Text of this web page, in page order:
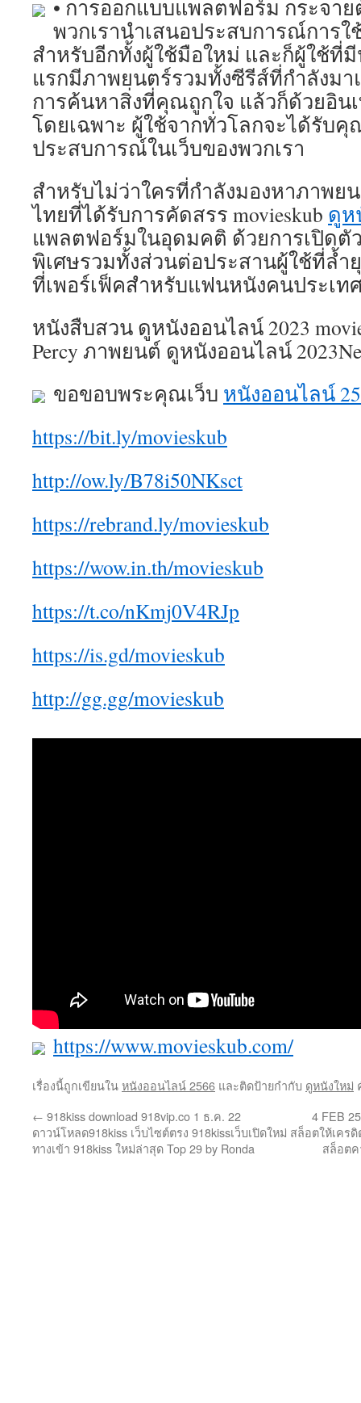
• การออกแบบแพลตฟอร์ม กระจาย
พวกเรานำเสนอประสบการณ์การใ
สำหรับอีกทั้งผู้ใช้มือใหม่ และก็ผู้ใช้ที่
แรกมีภาพยนตร์รวมทั้งซีรีส์ที่กำลังมา
การค้นหาสิ่งที่คุณถูกใจ แล้วก็ด้วยอิน
โดยเฉพาะ ผู้ใช้จากทั่วโลกจะได้รับ
ประสบการณ์ในเว็บของพวกเรา
สำหรับไม่ว่าใครที่กำลังมองหาภาพย
ไทยที่ได้รับการคัดสรร movieskub ดูห
แพลตฟอร์มในอุดมคติ ด้วยการเปิดตั
พิเศษรวมทั้งส่วนต่อประสานผู้ใช้ที่ล้ำ
ที่เพอร์เฟ็คสำหรับแฟนหนังคนประเท
หนังสืบสวน ดูหนังออนไลน์ 2023
Percy ภาพยนต์ ดูหนังออนไลน์
ขอขอบพระคุณเว็บ หนังออนไลน์
https://bit.ly/movieskub
http://ow.ly/B78i50NKsct
https://rebrand.ly/movieskub
https://wow.in.th/movieskub
https://t.co/nKmj0V4RJp
https://is.gd/movieskub
http://gg.gg/movieskub
https://www.movieskub.com/
เรื่องนี้ถูกเขียนในหนังออนไลน์ 2566 และติดป้ายกำกับ ดูหนังใหม่
← 918kiss download 918vip.co 1 ธ.ค. 22
ดาวน์โหลด918kiss เว็บไซต์ตรง 918kissเว็บเปิดใหม่
ทางเข้า 918kiss ใหม่ล่าสุด Top 29 by Ronda
4 FEB
สล็อตให้เคร
สล็อต